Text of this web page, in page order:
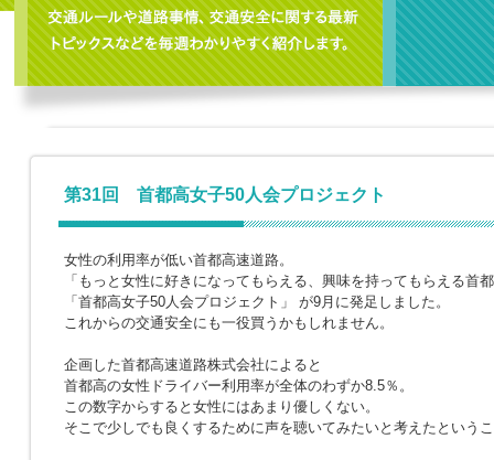
第31回 首都高女子50人会プロジェクト
女性の利用率が低い首都高速道路。
「もっと女性に好きになってもらえる、興味を持ってもらえる首
「首都高女子50人会プロジェクト」 が9月に発足しました。
これからの交通安全にも一役買うかもしれません。
企画した首都高速道路株式会社によると
首都高の女性ドライバー利用率が全体のわずか8.5％。
この数字からすると女性にはあまり優しくない。
そこで少しでも良くするために声を聴いてみたいと考えたという